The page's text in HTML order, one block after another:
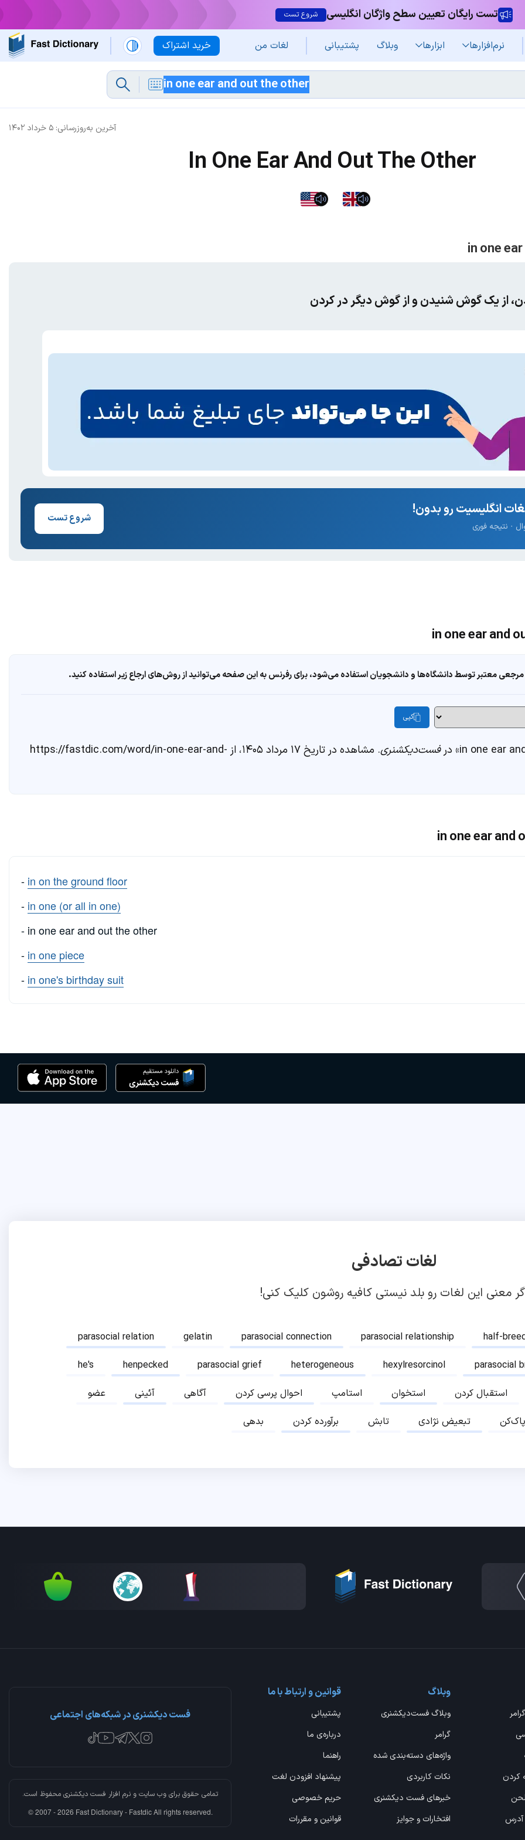
تست رایگان تعیین سطح واژگان انگلیسی شروع تست
خرید اشتراک نرم‌افزار‌ها ابزارها وبلاگ پشتیبانی لغات من
آخرین به‌روزرسانی: ۵ خرداد ۱۴۰۲
In One Ear And Out The Other
از یک گوش شنیدن و از گوش دیگر در کردن
انگلیسیت رو بدون!
شروع تست
معتبر توسط دانشگاه‌ها و دانشجویان استفاده می‌شود، برای رفرنس به این صفحه می‌توانید از روش‌های ارجاع زیر استفاده کنید.
کپی
فست‌دیکشنری . مشاهده در تاریخ ۱۷ مرداد ۱۴۰۵، از https://fastdic.com/word/in-one-ear-and-
- in on the ground floor
- in one (or all in one)
- in one ear and out the other
- in one piece
- in one's birthday suit
لغات تصادفی
معنی این لغات رو بلد نیستی کافیه روشون کلیک کنی!
parasocial relation gelatin parasocial connection parasocial relationship
half-
he's
henpecked parasocial grief heterogeneous hexylresorcinol
parasocial
عضو
آئینی آگاهی احوال پرسی کردن استامپ استخوان
استقبال کردن
بدهی
برآورده کردن تابش تبعیض نژادی
کردن
لحن
آدرس
وبلاگ
وبلاگ فست‌دیکشنری
گرامر
واژه‌های دسته‌بندی شده
نکات کاربردی
خبرهای فست دیکشنری
افتخارات و جوایز
قوانین و ارتباط با ما
پشتیبانی
درباره‌ی ما
راهنما
پیشنهاد افزودن لغت
حریم خصوصی
قوانین و مقررات
فست دیکشنری در شبکه‌های اجتماعی
تمامی حقوق برای وب سایت و نرم افزار فست دیکشنریمحفوظ است.
© 2007 - 2026 Fast Dictionary - Fastdic All rights reserved.